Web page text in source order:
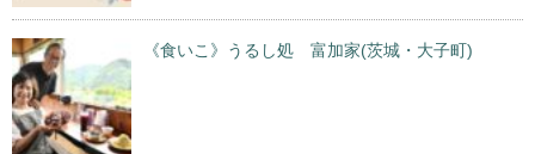
《食いこ》うるし処 富加家(茨城・大子町)